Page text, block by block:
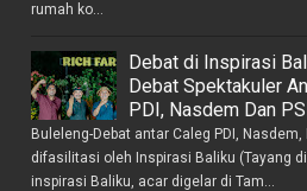
rumah ko...
Debat di Inspirasi
Debat Spektakuler
PDI, Nasdem Dan
Buleleng-Debat antar Caleg PDI, Nasdem,
difasilitasi oleh Inspirasi Baliku (Tayang
inspirasi Baliku, acar digelar di Tam...